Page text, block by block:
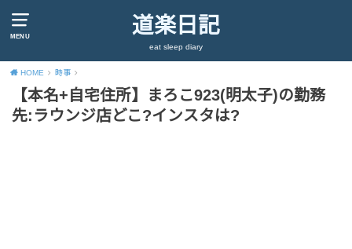
MENU 道楽日記
eat sleep diary
HOME 時事
【本名+自宅住所】まろこ923(明太子)の勤務
先:ラウンジ店どこ?インスタは?